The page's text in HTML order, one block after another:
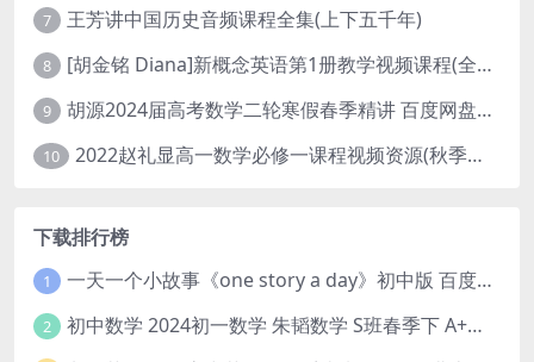
7 王芳讲中国历史音频课程全集(上下五千年)
8 [胡金铭 Diana]新概念英语第1册教学视频课程(全集 百度网盘下载)
9 胡源2024届高考数学二轮寒假春季精讲 百度网盘分享
10 2022赵礼显高一数学必修一课程视频资源(秋季班 含讲义)百度网盘云
下载排行榜
1 一天一个小故事《one story a day》初中版 百度网盘分享下载
2 初中数学 2024初一数学 朱韬数学 S班春季下 A+班春季下 百度云网盘